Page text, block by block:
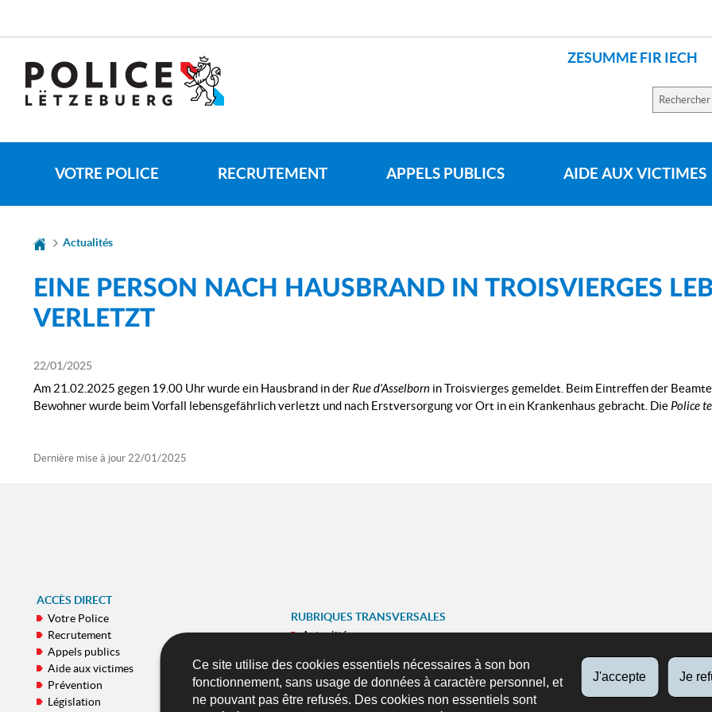
Ce site utilise des cookies essentiels nécessaires à son bon
fonctionnement, sans usage de données à caractère personnel, et
ne pouvant pas être refusés. Des cookies non essentiels sont
J'accepte Je
navigation
ZESUMME FIR IECH
VOTRE POLICE RECRUTEMENT APPELS PUBLICS AIDE AUX VICTIMES
sur
site
Actualités
EINE PERSON NACH HAUSBRAND IN TROISVIERGES
VERLETZT
22/01/2025
Am 21.02.2025 gegen 19.00 Uhr wurde ein Hausbrand in der Rue d’Asselborn in Troisvierges gemeldet. Beim Eintreffen der
Bewohner wurde beim Vorfall lebensgefährlich verletzt und nach Erstversorgung vor Ort in ein Krankenhaus gebracht. Die Police
Dernière mise à jour 22/01/2025
ACCÈS DIRECT
Votre Police
Recrutement
Appels publics
Aide aux victimes
Prévention
Législation
RUBRIQUES TRANSVERSALES
Actualités
Galeries
Publications
Application mobile
SUIVEZ-NOUS
Facebook
X Youtube